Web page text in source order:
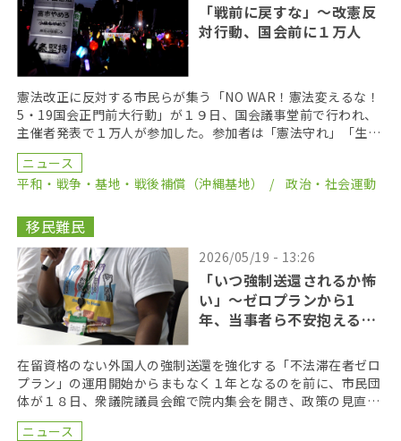
「戦前に戻すな」〜改憲反
対行動、国会前に１万人
憲法改正に反対する市民らが集う「NO WAR！憲法変えるな！
5・19国会正門前大行動」が１９日、国会議事堂前で行われ、
主催者発表で１万人が参加した。参加者は「憲法守れ」「生活
守れ」などと声を上げた。 この行動は、「戦争さ […]
ニュース
平和・戦争・基地・戦後補償（沖縄基地）
政治・社会運動
移民難民
2026/05/19 - 13:26
「いつ強制送還されるか怖
い」〜ゼロプランから1
年、当事者ら不安抱える
在留資格のない外国人の強制送還を強化する「不法滞在者ゼロ
プラン」の運用開始からまもなく１年となるのを前に、市民団
体が１８日、衆議院議員会館で院内集会を開き、政策の見直し
を訴えた。集会では当事者も発言し、「いつ強制送還され […]
ニュース